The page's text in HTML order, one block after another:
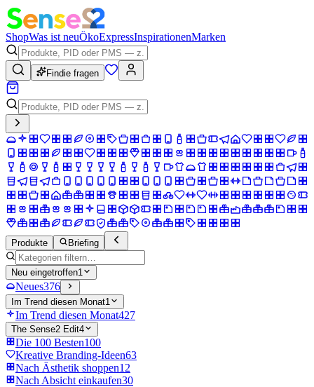
ShopWas ist neuÖkoExpressInspirationenMarken
Findie fragen
Produkte Briefing
Neu eingetroffen1
Neues376
Im Trend diesen Monat1
Im Trend diesen Monat427
The Sense2 Edit4
Die 100 Besten100
Kreative Branding-Ideen63
Nach Ästhetik shoppen12
Nach Absicht einkaufen30